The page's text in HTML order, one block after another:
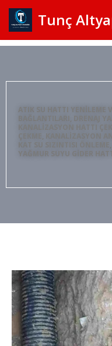
İçeriğe
geç
Tunç
ATIK SU HATTI YENILEME
BAĞLANTILARI, DRENAJ
KANALIZASYON HATTI
ÇEKME, KANALIZASYON
KAT SU SIZINTISI
YAĞMUR SUYU GIDER